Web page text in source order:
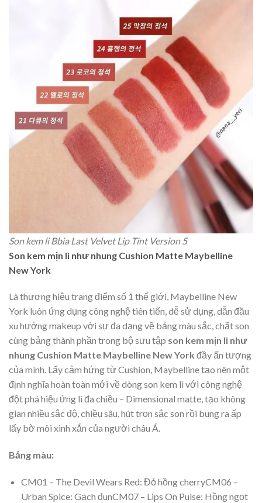
Son kem lì Bbia Last Velvet Lip Tint Version 5
Son kem mịn lì như nhung Cushion Matte Maybelline
New York
Là thương hiệu trang điểm số 1 thế giới, Maybelline New
York luôn ứng dụng công nghệ tiên tiến, dễ sử dụng, dẫn đầu
xu hướng makeup với sự đa dạng về bảng màu sắc, chất son
cùng bảng thành phần trong bộ sưu tập son kem mịn lì như
nhung Cushion Matte Maybelline New York đầy ấn tượng
của mình. Lấy cảm hứng từ Cushion, Maybelline tạo nên một
định nghĩa hoàn toàn mới về dòng son kem lì với công nghệ
đột phá hiệu ứng lì đa chiều – Dimensional matte, tạo không
gian nhiều sắc độ, chiều sâu, hút trọn sắc son rồi bung ra ấp
lấy bờ môi xinh xắn của người châu Á.
Bảng màu:
CM01 – The Devil Wears Red: Đỏ hồng cherryCM06 –
Urban Spice: Gạch đunCM07 – Lips On Pulse: Hồng ngọt